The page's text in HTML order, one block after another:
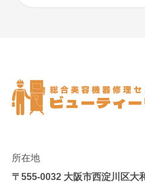
所在地
〒555-0032 大阪市西淀川区大